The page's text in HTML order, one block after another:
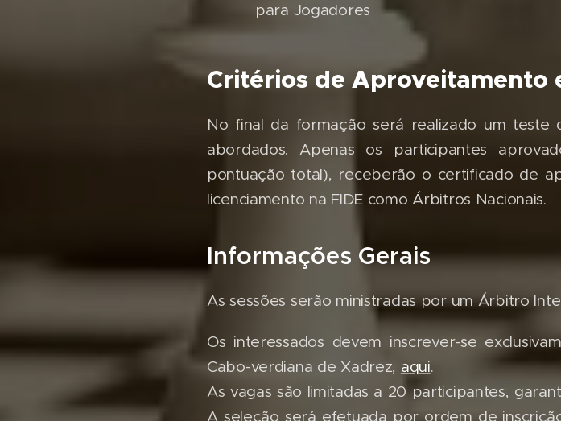
para Jogadores
Critérios de Aproveitamento
No final da formação será realizado um teste
abordados. Apenas os participantes
pontuação total), receberão o certificado de
licenciamento na FIDE como Árbitros Nacionais.
Informações Gerais
As sessões serão ministradas por um Árbitro
Os interessados devem inscrever-se
Cabo-verdiana de Xadrez, aqui.
As vagas são limitadas a 20 participantes,
A seleção será efetuada por ordem de